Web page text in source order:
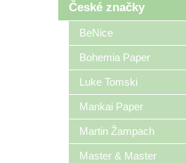
České značky
BeNice
Bohemia Paper
Luke Tomski
Mankai Paper
Martin Žampach
Master & Master